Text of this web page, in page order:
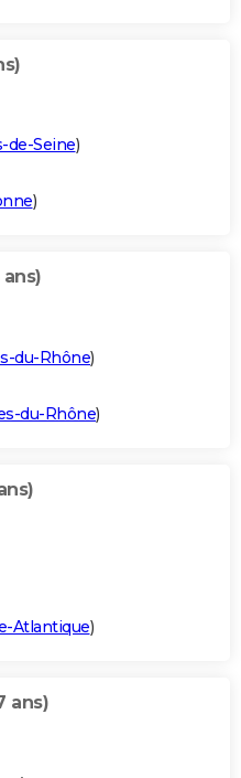
de-Seine)
)
ans)
du-Rhône)
du-Rhône)
Atlantique)
ans)